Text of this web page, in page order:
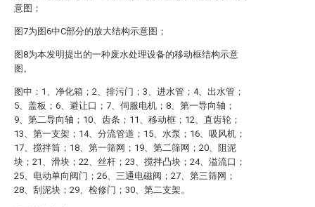
意图；
图7为图6中C部分的放大结构示意图；
图8为本发明提出的一种废水处理设备的移动框结构示意
图。
图中：1、净化箱；2、排污门；3、进水管；4、出水管；
5、盖板；6、避让口；7、伺服电机；8、第一导向轴；
9、第二导向轴；10、齿条；11、移动框；12、直齿轮；
13、第一支架；14、分流管道；15、水泵；16、吸风机；
17、搅拌筒；18、第一筛网；19、第二筛网；20、阻泥
块；21、滑块；22、丝杆；23、搅拌凸块；24、溢流口；
25、电动单向阀门；26、三通电磁阀；27、第三筛网；
28、刮泥块；29、检修门；30、第二支架。